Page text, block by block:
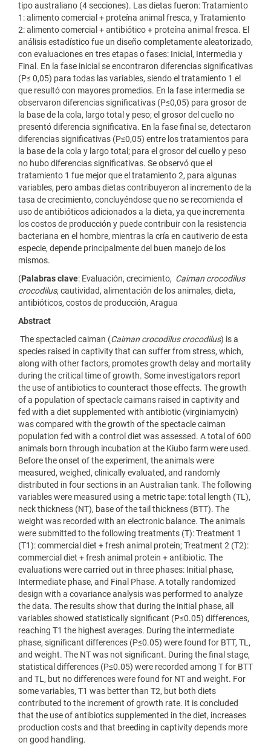
tipo australiano (4 secciones). Las dietas fueron: Tratamiento
1: alimento comercial + proteína animal fresca, y Tratamiento
2: alimento comercial + antibiótico + proteína animal fresca. El
análisis estadístico fue un diseño completamente aleatorizado,
con evaluaciones en tres etapas o fases: Inicial, Intermedia y
Final. En la fase inicial se encontraron diferencias significativas
(P≤ 0,05) para todas las variables, siendo el tratamiento 1 el
que resultó con mayores promedios. En la fase intermedia se
observaron diferencias significativas (P≤0,05) para grosor de
la base de la cola, largo total y peso; el grosor del cuello no
presentó diferencia significativa. En la fase final se, detectaron
diferencias significativas (P≤0,05) entre los tratamientos para
la base de la cola y largo total; para el grosor del cuello y peso
no hubo diferencias significativas. Se observó que el
tratamiento 1 fue mejor que el tratamiento 2, para algunas
variables, pero ambas dietas contribuyeron al incremento de la
tasa de crecimiento, concluyéndose que no se recomienda el
uso de antibióticos adicionados a la dieta, ya que incrementa
los costos de producción y puede contribuir con la resistencia
bacteriana en el hombre, mientras la cría en cautiverio de esta
especie, depende principalmente del buen manejo de los
mismos.
(Palabras clave: Evaluación, crecimiento, Caiman crocodilus
crocodilus, cautividad, alimentación de los animales, dieta,
antibióticos, costos de producción, Aragua
Abstract
The spectacled caiman (Caiman crocodilus crocodilus) is a
species raised in captivity that can suffer from stress, which,
along with other factors, promotes growth delay and mortality
during the critical time of growth. Some investigators report
the use of antibiotics to counteract those effects. The growth
of a population of spectacle caimans raised in captivity and
fed with a diet supplemented with antibiotic (virginiamycin)
was compared with the growth of the spectacle caiman
population fed with a control diet was assessed. A total of 600
animals born through incubation at the Kiubo farm were used.
Before the onset of the experiment, the animals were
measured, weighed, clinically evaluated, and randomly
distributed in four sections in an Australian tank. The following
variables were measured using a metric tape: total length (TL),
neck thickness (NT), base of the tail thickness (BTT). The
weight was recorded with an electronic balance. The animals
were submitted to the following treatments (T): Treatment 1
(T1): commercial diet + fresh animal protein; Treatment 2 (T2):
commercial diet + fresh animal protein + antibiotic. The
evaluations were carried out in three phases: Initial phase,
Intermediate phase, and Final Phase. A totally randomized
design with a covariance analysis was performed to analyze
the data. The results show that during the initial phase, all
variables showed statistically significant (P≤0.05) differences,
reaching T1 the highest averages. During the intermediate
phase, significant differences (P≤0.05) were found for BTT, TL,
and weight. The NT was not significant. During the final stage,
statistical differences (P≤0.05) were recorded among T for BTT
and TL, but no differences were found for NT and weight. For
some variables, T1 was better than T2, but both diets
contributed to the increment of growth rate. It is concluded
that the use of antibiotics supplemented in the diet, increases
production costs and that breeding in captivity depends more
on good handling.